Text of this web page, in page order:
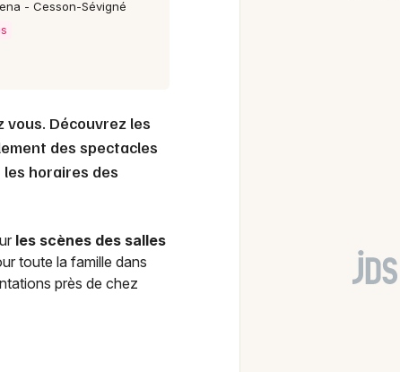
- Cesson-Sévigné
Découvrez les
des spectacles
horaires des
les scènes des salles
toute la famille dans
près de chez